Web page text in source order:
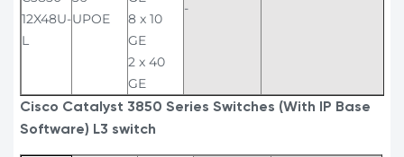
12X48U-
L
UPOE
8 x 10
GE
2 x 40
GE
-
Cisco Catalyst 3850 Series Switches (With IP Base
Software) L3 switch